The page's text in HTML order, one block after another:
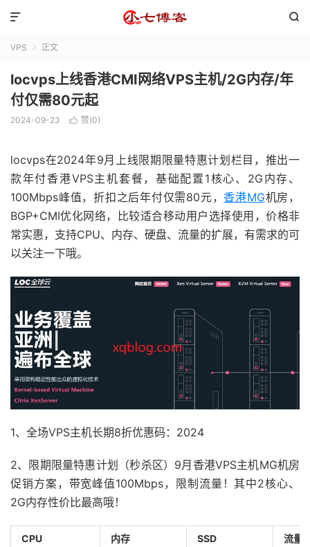


VPS  正文
locvps上线香港CMI网络VPS主机/2G内存/年
付仅需80元起
2024-09-23  赞(0)
locvps在2024年9月上线限期限量特惠计划栏目，推出一
款年付香港VPS主机套餐，基础配置1核心、2G内存、
100Mbps峰值，折扣之后年付仅需80元， 香港MG机房，
BGP+CMI优化网络，比较适合移动用户选择使用，价格非
常实惠，支持CPU、内存、硬盘、流量的扩展，有需求的可
以关注一下哦。
1、全场VPS主机长期8折优惠码：2024
2、限期限量特惠计划（秒杀区）9月香港VPS主机MG机房
促销方案，带宽峰值100Mbps，限制流量！其中2核心、
2G内存性价比最高哦！
CPU 内存 SSD 流量